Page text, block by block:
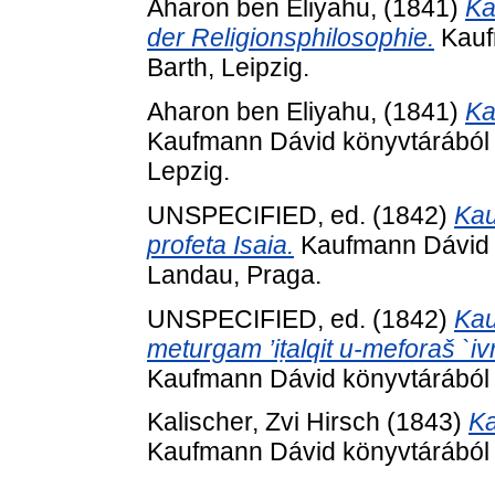
Aharon ben Eliyahu, (1841)
der Religionsphilosophie.
Barth, Leipzig.
Aharon ben Eliyahu, (1841)
Kaufmann Dávid
Lepzig.
UNSPECIFIED, ed. (1842)
profeta Isaia. Kaufmann
Landau, Praga.
UNSPECIFIED, ed. (1842)
meturgam ’iṭalqit u-meforaš
Kaufmann Dávid
Kalischer, Zvi Hirsch (1843)
Kaufmann Dávid